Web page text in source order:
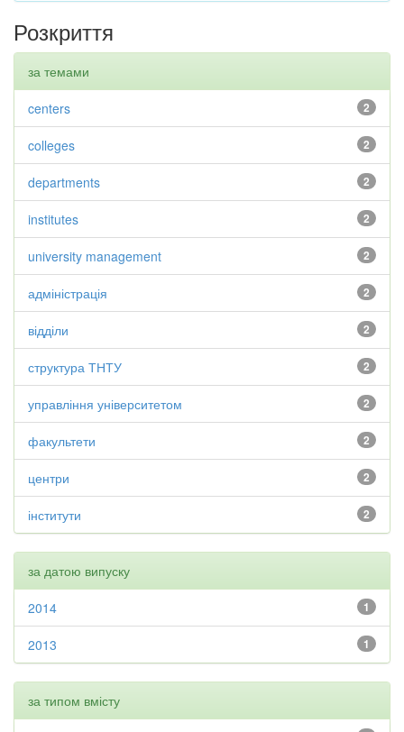
Розкриття
за темами
2
centers
2
colleges
2
departments
2
institutes
2
university management
2
адміністрація
2
відділи
2
структура ТНТУ
2
управління університетом
2
факультети
2
центри
2
інститути
за датою випуску
1
2014
1
2013
за типом вмісту